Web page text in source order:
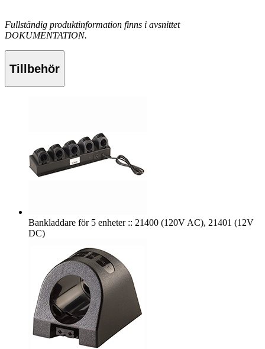
Fullständig produktinformation finns i avsnittet
DOKUMENTATION.
Tillbehör
Bankladdare för 5 enheter :: 21400 (120V AC), 21401 (12V
DC)